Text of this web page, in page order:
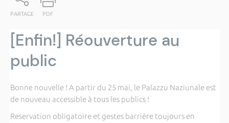
PARTAGE PDF
[Enfin!] Réouverture au
public
Bonne nouvelle ! A partir du 25 mai, le Palazzu Naziunale est
de nouveau accessible à tous les publics !
Reservation obligatoire et gestes barrière toujours en